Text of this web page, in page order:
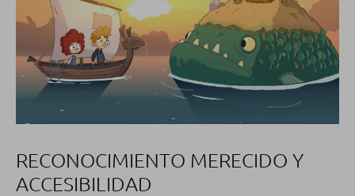
RECONOCIMIENTO MERECIDO Y
ACCESIBILIDAD